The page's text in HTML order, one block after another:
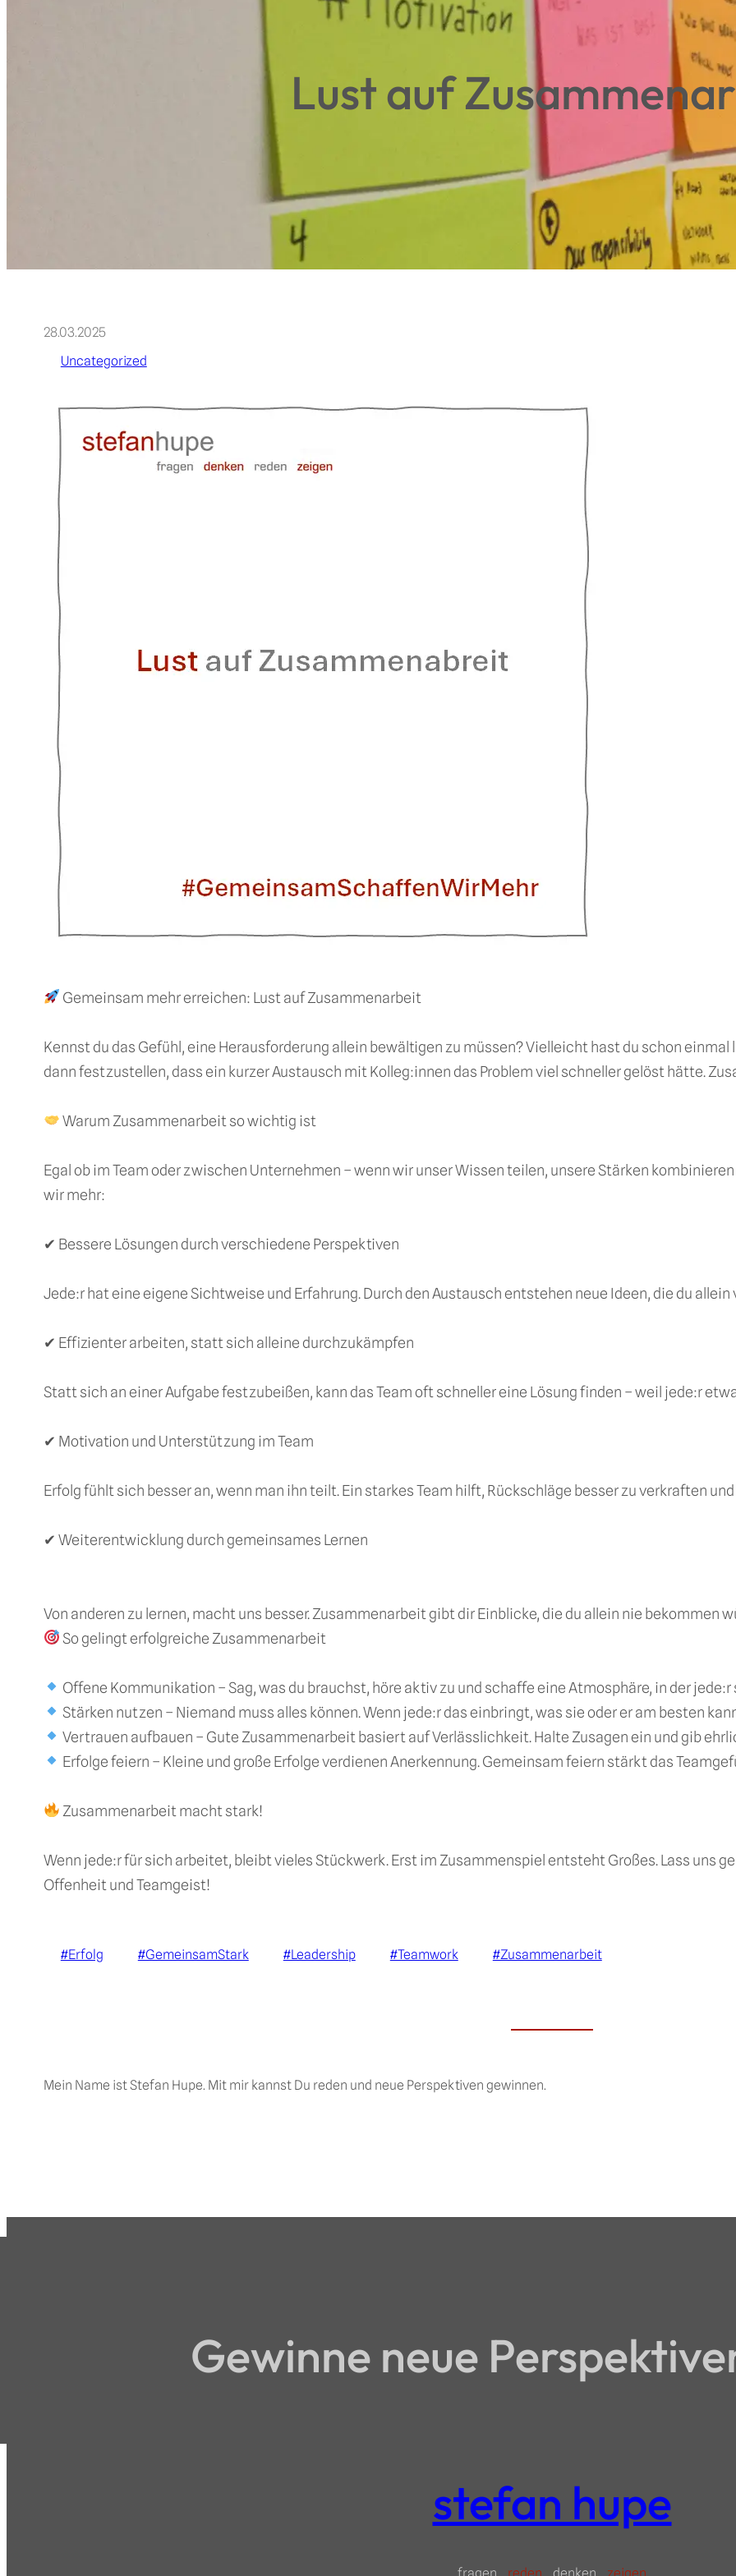
Lust auf
28.03.2025
Uncategorized
Gemeinsam mehr erreichen: Lust auf Zusammenarbeit
Kennst du das Gefühl, eine Herausforderung allein bewältigen zu müssen? Vielleicht hast du schon
dann festzustellen, dass ein kurzer Austausch mit Kolleg:innen das Problem viel schneller gelöst hätte.
Warum Zusammenarbeit so wichtig ist
Egal ob im Team oder zwischen Unternehmen – wenn wir unser Wissen teilen, unsere Stärken
wir mehr:
✔ Bessere Lösungen durch verschiedene Perspektiven
Jede:r hat eine eigene Sichtweise und Erfahrung. Durch den Austausch entstehen neue Ideen, die du
✔ Effizienter arbeiten, statt sich alleine durchzukämpfen
Statt sich an einer Aufgabe festzubeißen, kann das Team oft schneller eine Lösung finden – weil jede:r
✔ Motivation und Unterstützung im Team
Erfolg fühlt sich besser an, wenn man ihn teilt. Ein starkes Team hilft, Rückschläge besser zu verkraften
✔ Weiterentwicklung durch gemeinsames Lernen
Von anderen zu lernen, macht uns besser. Zusammenarbeit gibt dir Einblicke, die du allein nie bekommen
So gelingt erfolgreiche Zusammenarbeit
Offene Kommunikation – Sag, was du brauchst, höre aktiv zu und schaffe eine Atmosphäre, in der
Stärken nutzen – Niemand muss alles können. Wenn jede:r das einbringt, was sie oder er am besten
Vertrauen aufbauen – Gute Zusammenarbeit basiert auf Verlässlichkeit. Halte Zusagen ein und gib
Erfolge feiern – Kleine und große Erfolge verdienen Anerkennung. Gemeinsam feiern stärkt das
Zusammenarbeit macht stark!
Wenn jede:r für sich arbeitet, bleibt vieles Stückwerk. Erst im Zusammenspiel entsteht Großes. Lass uns
Offenheit und Teamgeist!
#Erfolg #GemeinsamStark #Leadership #Teamwork #Zusammenarbeit
Mein Name ist Stefan Hupe. Mit mir kannst Du reden und neue Perspektiven gewinnen.
Gewinne neue
stefan hupe